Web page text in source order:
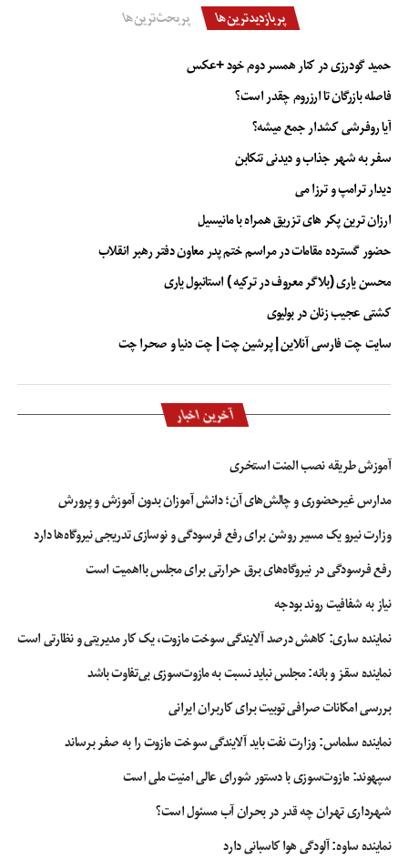
پربازدیدترین‌ها پربحث‌ترین‌ها
حمید گودرزی در کنار همسر دوم خود +عکس
فاصله بازرگان تا ارزروم چقدر است؟
آیا روفرشی کشدار جمع میشه؟
سفر به شهر جذاب و دیدنی تنکابن
دیدار ترامپ و ترزا می
ارزان ترین پکر های تزریق همراه با مانیسیل
حضور گسترده مقامات در مراسم ختم پدر معاون دفتر رهبر انقلاب
محسن یاری (بلاگر معروف در ترکیه ) استانبول یاری
کشتی عجیب زنان در بولیوی
سایت چت فارسی آنلاین | پرشین چت | چت دنیا و صحرا چت
آخرین اخبار
آموزش طریقه نصب المنت استخری
مدارس غیرحضوری و چالش‌های آن؛ دانش آموزان بدون آموزش و پرورش
وزارت نیرو یک مسیر روشن برای رفع فرسودگی و نوسازی تدریجی نیروگاه‌ها دارد
رفع فرسودگی در نیروگاه‌های برق حرارتی برای مجلس بااهمیت است
نیاز به شفافیت روند بودجه
نماینده ساری: کاهش درصد آلایندگی سوخت مازوت، یک کار مدیریتی و نظارتی است
نماینده سقز و بانه: مجلس نباید نسبت به مازوت‌سوزی بی‌تفاوت باشد
بررسی امکانات صرافی توبیت برای کاربران ایرانی
نماینده سلماس: وزارت نفت باید آلایندگی سوخت مازوت را به صفر برساند
سپهوند:‌ مازوت‌سوزی با دستور شورای عالی امنیت ملی است
شهرداری تهران چه قدر در بحران آب مسئول است؟
نماینده ساوه: آلودگی هوا کاسبانی دارد